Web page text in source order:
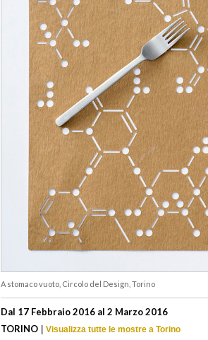
A stomaco vuoto, Circolo del Design, Torino
Dal 17 Febbraio 2016 al 2 Marzo 2016
TORINO | Visualizza tutte le mostre a Torino